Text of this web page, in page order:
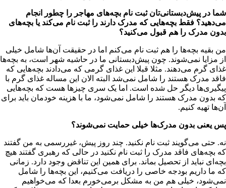
شما در پیش‌دبستانی‌تان ثبت نام بچه‌های مهاجر را چطور انجام
می‌دهید؟ فقط بچه‌هایی که مدرک دارند را ثبت نام می‌کند یا بچه‌های
بدون مدرک را هم قبول می‌کنید؟
من بقیه بچه‌ها را هم ثبت نام می‌کنم اما در حقیقت آن‌ها شامل خیلی
از مزایا نمی‌شوند. چون پیش‌دبستانی ما در حاشیه شهر است، به بچه‌ها
غذای گرم می‌دهند. مثلا قبلا این غذای گرمی که می‌دادند بچه‌هایی که
فاقد مدرک هستند را شامل نمی‌شد البته الان این مساله غذای گرم با
پیگیری‌ها دیگر حل شده است. اما یک سری چیزها هست که بچه‌هایی
که بدون مدرک هستند را شامل نمی‌شود، ما با هزینه خودمان باید برای
آن‌ها تهیه کنیم.
پس یعنی بدون مدرک‌ها خیلی حمایت نمی‌شوند؟
نه. حتی می‌گویند ثبت نام نکنید. چند روز پیش، غیررسمی به من گفتند
که بچه‌های فاقد مدرک را ثبت نام نکنید در حالی که رهبری گفتند هیچ
بچه‌ای نباید از تحصیل بماند. برای همین این تناقض وجود دارد. زمانی
که ما داریم بودجه خاصی را دریافت می‌کنیم، این بچه‌ها را شامل
نمی‌شود، خیلی هم من به مشکل برمی‌خورم بعدا که می‌خواهیم